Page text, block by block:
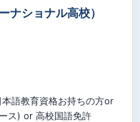
ナショナル高校）
語教育資格お持ちの方or
ス) or 高校国語免許